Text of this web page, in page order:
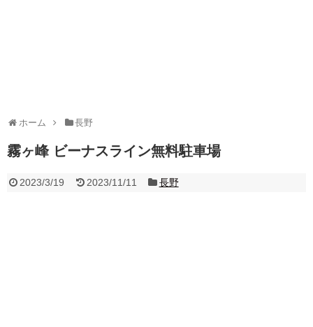
ホーム 長野
霧ヶ峰 ビーナスライン無料駐車場
2023/3/19 2023/11/11 長野